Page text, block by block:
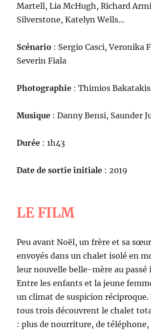
Martell, Lia McHugh, Richard
Silverstone, Katelyn Wells…
Scénario : Sergio Casci, Veronika
Severin Fiala
Photographie : Thimios Bakatakis
Musique : Danny Bensi, Saunder
Durée : 1h43
Date de sortie initiale : 2019
LE FILM
Peu avant Noël, un frère et sa
envoyés dans un chalet isolé en
leur nouvelle belle-mère au
Entre les enfants et la jeune
un climat de suspicion
tous trois découvrent le chalet
: plus de nourriture, de téléphone,